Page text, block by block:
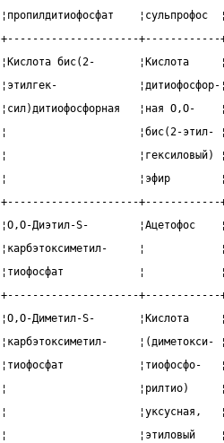
¦пропилдитиофосфат
+---------------------+------------
¦Кислота бис(2-
¦этилгек-
¦сил)дитиофосфорная   ¦ная
¦                     ¦бис(2-
¦
¦                     ¦эфир
+---------------------+------------
¦О,О-Диэтил-S-        ¦Ацетофос
¦карбэтоксиметил-     ¦
¦тиофосфат            ¦
+---------------------+------------
¦О,О-Диметил-S-       ¦Кислота
¦карбэтоксиметил-
¦тиофосфат
¦                     ¦рилтио)
¦
¦                     ¦этиловый